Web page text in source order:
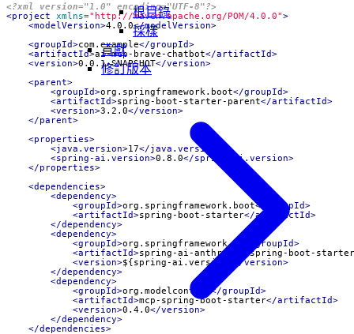
根目錄
採樣
貢獻
修訂版本
<?xml version="1.0" encoding="UTF-8"?>
<project
xmlns="http://maven.apache.org/POM/4.0.0">
<modelVersion>4.0.0</modelVersion>
<groupId>com.example</groupId>
<artifactId>ai-mcp-brave-chatbot</artifactId>
<version>0.0.1-SNAPSHOT</version>
<parent>
<groupId>org.springframework.boot</groupId>
<artifactId>spring-boot-starter-parent</artifactId>
<version>3.2.0</version>
</parent>
<properties>
<java.version>17</java.version>
<spring-ai.version>0.8.0</spring-ai.version>
</properties>
<dependencies>
<dependency>
<groupId>org.springframework.boot</groupId>
<artifactId>spring-boot-starter</artifactId>
</dependency>
<dependency>
<groupId>org.springframework.ai
</groupId>
<artifactId>spring-ai-anthropic-spring-boot-starter
<version>${spring-ai.version}
</version>
</dependency>
<dependency>
<groupId>org.modelcontext </groupId>
<artifactId>mcp-spring-boot-starter</artifactId>
<version>0.4.0</version>
</dependency>
</dependencies>